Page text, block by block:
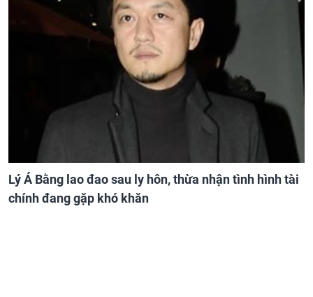
Lý Á Bằng lao đao sau ly hôn, thừa nhận tình hình tài
chính đang gặp khó khăn